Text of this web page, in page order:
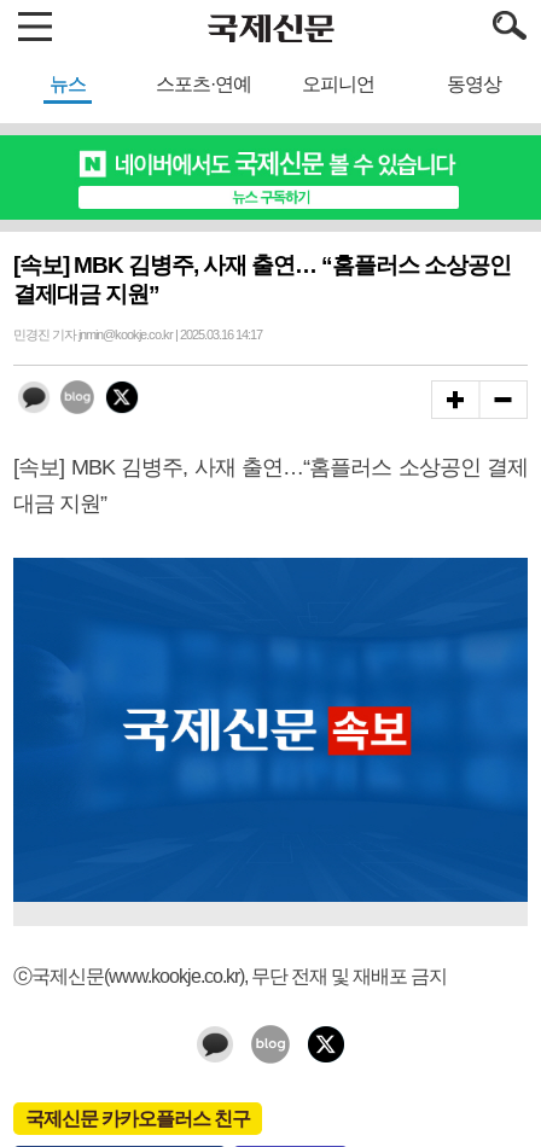
뉴스 스포츠·연예 오피니언 동영상
[속보] MBK 김병주, 사재 출연… “홈플러스 소상공인
결제대금 지원”
민경진 기자 jnmin@kookje.co.kr | 2025.03.16 14:17
[속보] MBK 김병주, 사재 출연…“홈플러스 소상공인 결제
대금 지원”
ⓒ국제신문(www.kookje.co.kr), 무단 전재 및 재배포 금지
국제신문 카카오플러스 친구